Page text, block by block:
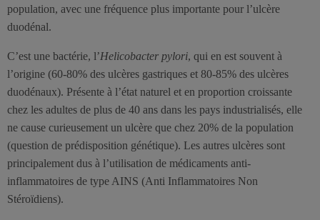
population, avec une fréquence plus importante pour l’ulcère
duodénal.
C’est une bactérie, l’Helicobacter pylori, qui en est souvent à
l’origine (60-80% des ulcères gastriques et 80-85% des ulcères
duodénaux). Présente à l’état naturel et en proportion croissante
chez les adultes de plus de 40 ans dans les pays industrialisés, elle
ne cause curieusement un ulcère que chez 20% de la population
(question de prédisposition génétique). Les autres ulcères sont
principalement dus à l’utilisation de médicaments anti-
inflammatoires de type AINS (Anti Inflammatoires Non
Stéroïdiens).